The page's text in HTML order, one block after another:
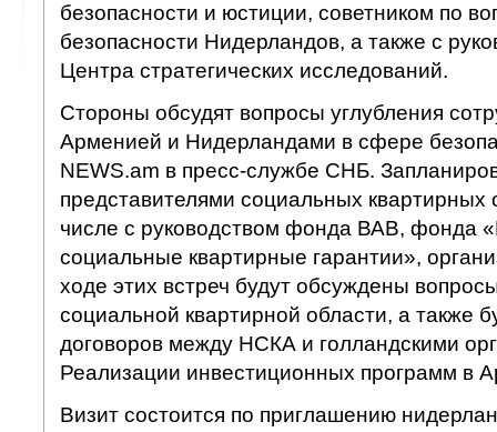
безопасности и юстиции, советником по
безопасности Нидерландов, а также с
Центра стратегических исследований.
Стороны обсудят вопросы углубления
Арменией и Нидерландами в сфере
NEWS.am в пресс-службе СНБ.
представителями социальных квартирных
числе с руководством фонда ВАВ, фонда
социальные квартирные гарантии»,
ходе этих встреч будут обсуждены
социальной квартирной области, а также
договоров между НСКА и голландскими
Реализации инвестиционных программ в
Визит состоится по приглашению